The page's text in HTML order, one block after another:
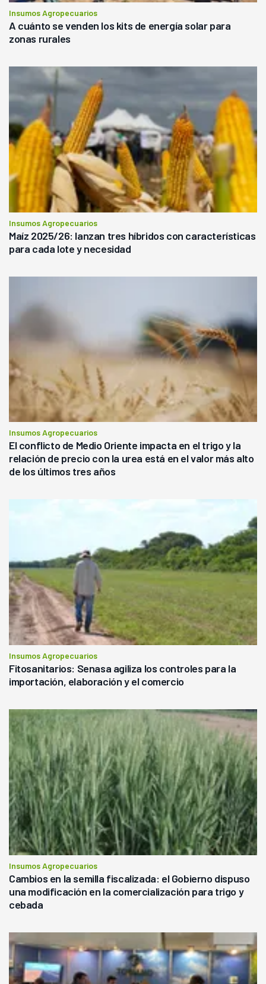
Insumos Agropecuarios
A cuánto se venden los kits de energía solar para
zonas rurales
Insumos Agropecuarios
Maíz 2025/26: lanzan tres híbridos con características
para cada lote y necesidad
Insumos Agropecuarios
El conflicto de Medio Oriente impacta en el trigo y la
relación de precio con la urea está en el valor más alto
de los últimos tres años
Insumos Agropecuarios
Fitosanitarios: Senasa agiliza los controles para la
importación, elaboración y el comercio
Insumos Agropecuarios
Cambios en la semilla fiscalizada: el Gobierno dispuso
una modificación en la comercialización para trigo y
cebada